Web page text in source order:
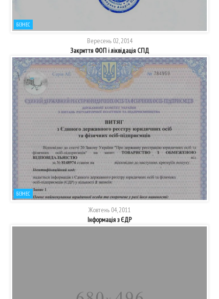
БІЗНЕС
Вересень 02, 2014
Закриття ФОП і ліквідація СПД
БІЗНЕС
Жовтень 04, 2011
Інформація з ЄДР